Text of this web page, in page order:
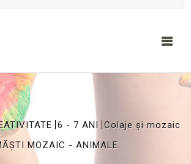
6 - 7 ANI Colaje și mozaic
MOZAIC - ANIMALE